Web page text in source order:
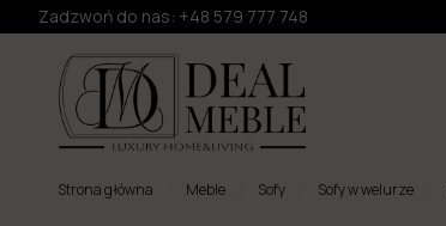
Zadzwoń do nas: +48 579 777 748
Strona główna Meble Sofy Sofy w welurze